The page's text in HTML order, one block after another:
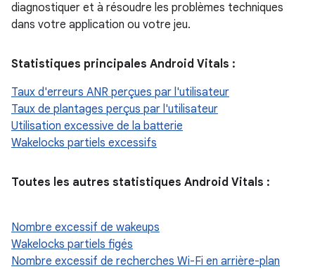
diagnostiquer et à résoudre les problèmes techniques
dans votre application ou votre jeu.
Statistiques principales Android Vitals :
Taux d'erreurs ANR perçues par l'utilisateur
Taux de plantages perçus par l'utilisateur
Utilisation excessive de la batterie
Wakelocks partiels excessifs
Toutes les autres statistiques Android Vitals :
Nombre excessif de wakeups
Wakelocks partiels figés
Nombre excessif de recherches Wi-Fi en arrière-plan